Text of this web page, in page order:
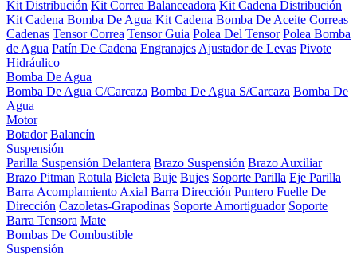
Kit Distribución Kit Correa Balanceadora Kit Cadena Distribución
Kit Cadena Bomba De Agua Kit Cadena Bomba De Aceite Correas
Cadenas Tensor Correa Tensor Guia Polea Del Tensor Polea Bomba
de Agua Patín De Cadena Engranajes Ajustador de Levas Pivote
Hidráulico
Bomba De Agua
Bomba De Agua C/Carcaza Bomba De Agua S/Carcaza Bomba De
Agua
Motor
Botador Balancín
Suspensión
Parilla Suspensión Delantera Brazo Suspensión Brazo Auxiliar
Brazo Pitman Rotula Bieleta Buje Bujes Soporte Parilla Eje Parilla
Barra Acomplamiento Axial Barra Dirección Puntero Fuelle De
Dirección Cazoletas-Grapodinas Soporte Amortiguador Soporte
Barra Tensora Mate
Bombas De Combustible
Suspensión